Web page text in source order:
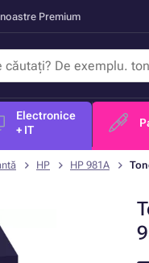
Premium
Electronice
+ IT
HP HP 981A